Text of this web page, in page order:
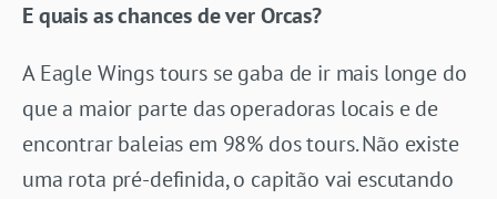
E quais as chances de ver Orcas?
A Eagle Wings tours se gaba de ir mais longe do
que a maior parte das operadoras locais e de
encontrar baleias em 98% dos tours. Não existe
uma rota pré-definida, o capitão vai escutando